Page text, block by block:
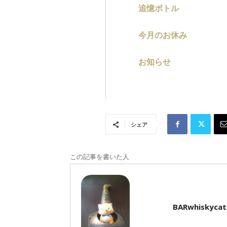
追憶ボトル
今月のお休み
お知らせ
シェア
この記事を書いた人